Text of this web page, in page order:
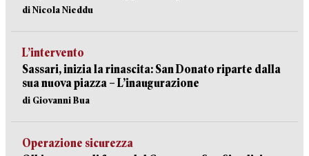
di Nicola Nieddu
L’intervento
Sassari, inizia la rinascita: San Donato riparte dalla
sua nuova piazza – L’inaugurazione
di Giovanni Bua
Operazione sicurezza